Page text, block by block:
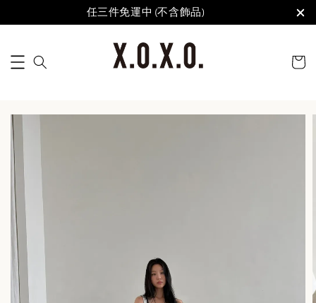
任三件免運中 (不含飾品)